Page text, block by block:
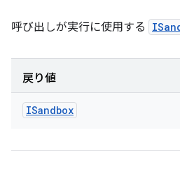
呼び出しが実行に使用する
戻り値
ISandbox